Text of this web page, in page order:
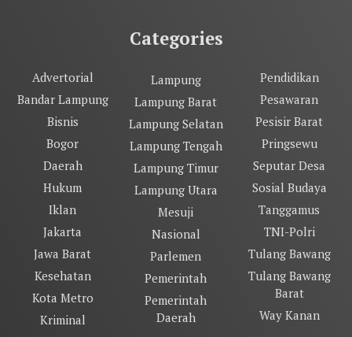
Categories
Advertorial
Bandar Lampung
Bisnis
Bogor
Daerah
Hukum
Iklan
Jakarta
Jawa Barat
Kesehatan
Kota Metro
Kriminal
Lampung
Lampung Barat
Lampung Selatan
Lampung Tengah
Lampung Timur
Lampung Utara
Mesuji
Nasional
Parlemen
Pemerintah
Pemerintah
Daerah
Pendidikan
Pesawaran
Pesisir Barat
Pringsewu
Seputar Desa
Sosial Budaya
Tanggamus
TNI-Polri
Tulang Bawang
Tulang Bawang
Barat
Way Kanan